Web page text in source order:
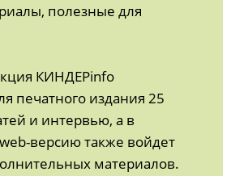
полезные для
КИНДЕРinfo
печатного издания 25
и интервью, а в
версию также войдет
материалов.